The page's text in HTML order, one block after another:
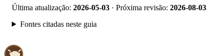
Última atualização: 2026-05-03 · Próxima revisão: 2026-08-03
Fontes citadas neste guia